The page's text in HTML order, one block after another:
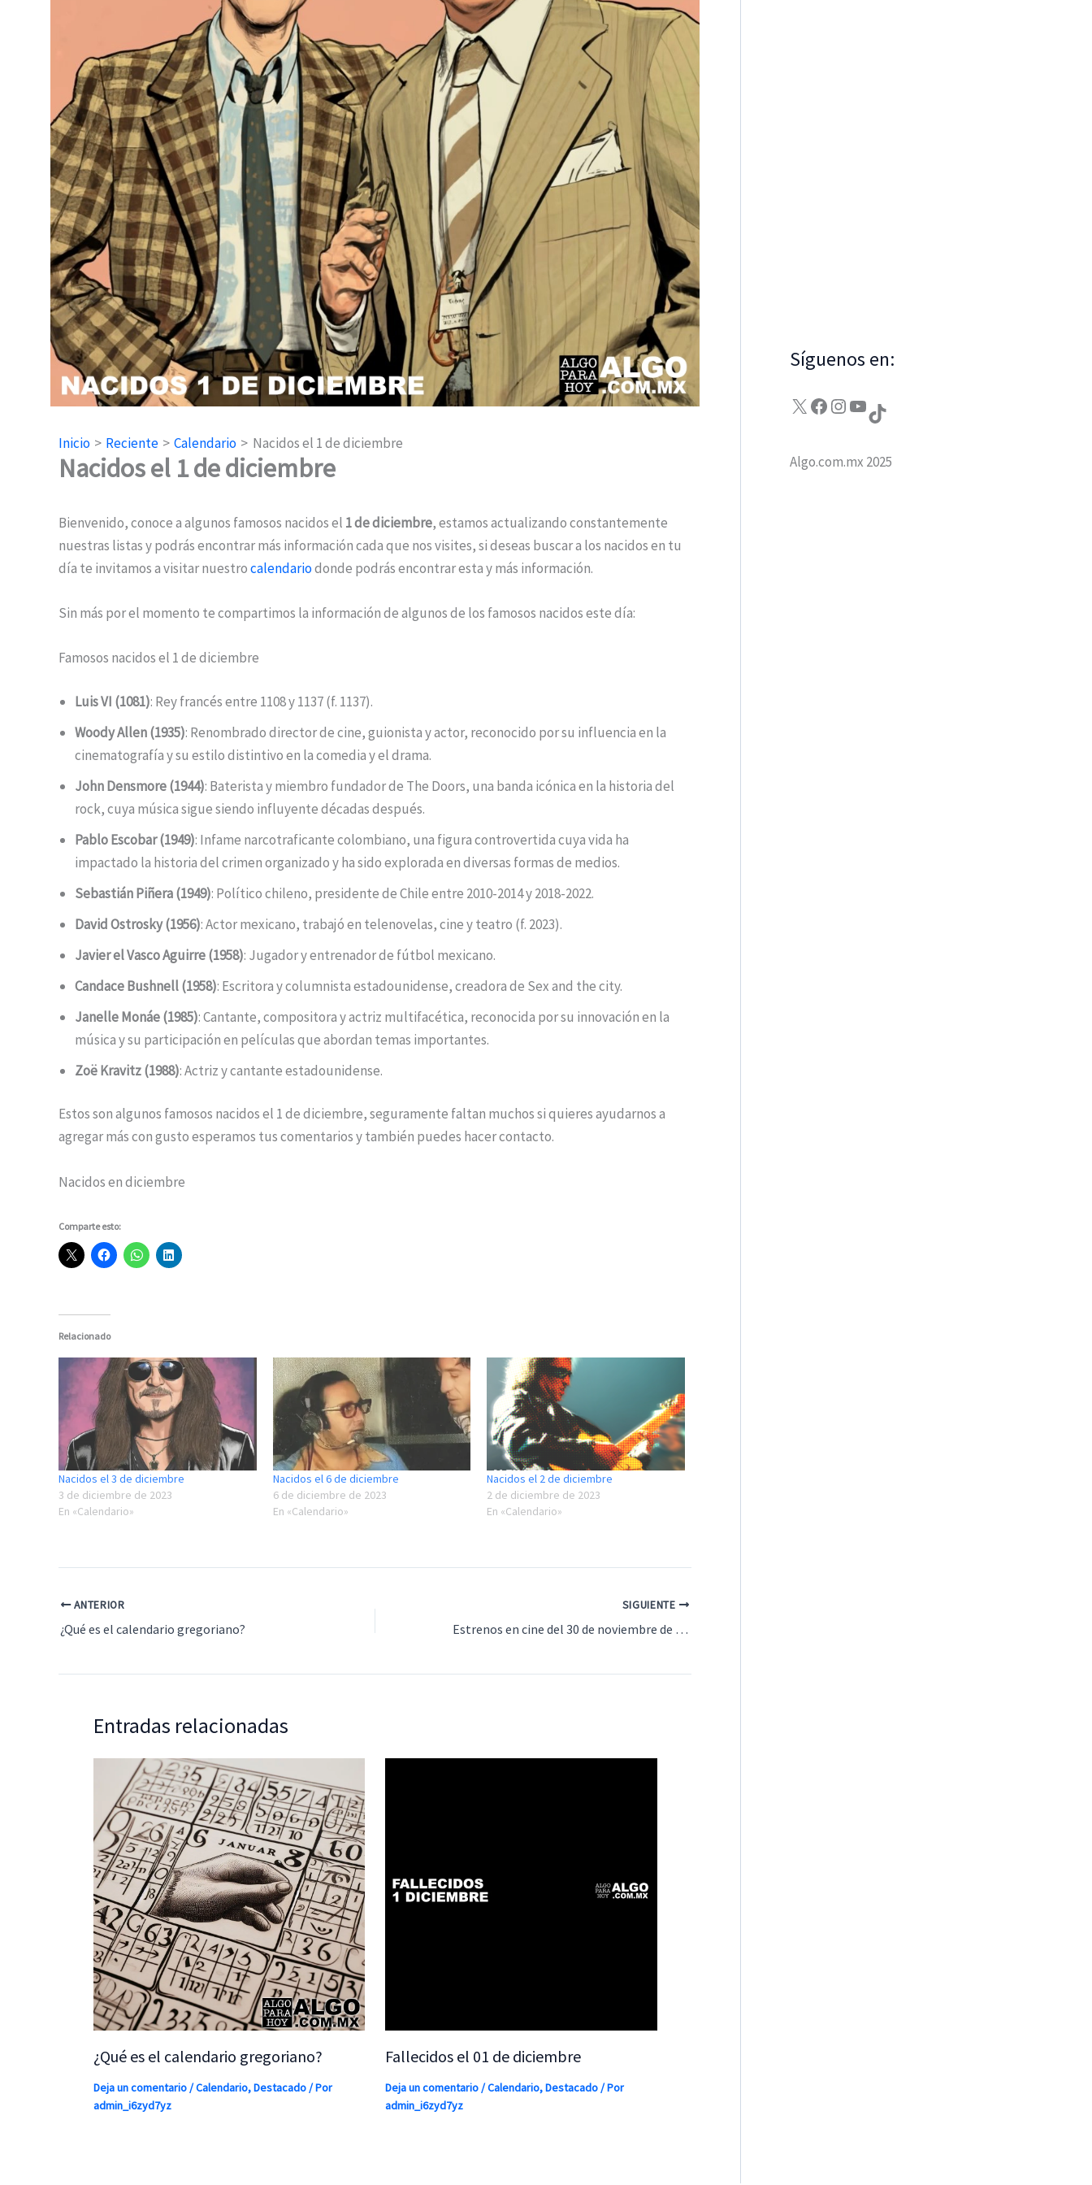
Inicio Reciente Calendario Nacidos el 1 de diciembre
Nacidos el 1 de diciembre
Bienvenido, conoce a algunos famosos nacidos el 1 de diciembre, estamos actualizando constantemente
nuestras listas y podrás encontrar más información cada que nos visites, si deseas buscar a los nacidos en tu
día te invitamos a visitar nuestrocalendariodonde podrás encontrar esta y más información.
Sin más por el momento te compartimos la información de algunos de los famosos nacidos este día:
Famosos nacidos el 1 de diciembre
Luis VI (1081): Rey francés entre 1108 y 1137 (f. 1137).
Woody Allen (1935): Renombrado director de cine, guionista y actor, reconocido por su influencia en la
cinematografía y su estilo distintivo en la comedia y el drama.
John Densmore (1944): Baterista y miembro fundador de The Doors, una banda icónica en la historia del
rock, cuya música sigue siendo influyente décadas después.
Pablo Escobar (1949): Infame narcotraficante colombiano, una figura controvertida cuya vida ha
impactado la historia del crimen organizado y ha sido explorada en diversas formas de medios.
Sebastián Piñera (1949): Político chileno, presidente de Chile entre 2010-2014 y 2018-2022.
David Ostrosky (1956): Actor mexicano, trabajó en telenovelas, cine y teatro (f. 2023).
Javier el Vasco Aguirre (1958): Jugador y entrenador de fútbol mexicano.
Candace Bushnell (1958): Escritora y columnista estadounidense, creadora de Sex and the city.
Janelle Monáe (1985): Cantante, compositora y actriz multifacética, reconocida por su innovación en la
música y su participación en películas que abordan temas importantes.
Zoë Kravitz (1988): Actriz y cantante estadounidense.
Estos son algunos famosos nacidos el 1 de diciembre, seguramente faltan muchos si quieres ayudarnos a
agregar más con gusto esperamos tus comentarios y también puedes hacer contacto.
Nacidos en diciembre
Comparte esto:
Relacionado
Nacidos el 3 de diciembre
3 de diciembre de 2023
En «Calendario»
Nacidos el 6 de diciembre
6 de diciembre de 2023
En «Calendario»
Nacidos el 2 de diciembre
2 de diciembre de 2023
En «Calendario»
ANTERIOR
¿Qué es el calendario gregoriano?
SIGUIENTE
Estrenos en cine del 30 de noviembre de 2023
Entradas relacionadas
¿Qué es el calendario gregoriano?
Deja un comentario/Calendario,Destacado/ Por
admin_i6zyd7yz
Fallecidos el 01 de diciembre
Deja un comentario/Calendario,Destacado/ Por
admin_i6zyd7yz
Síguenos en:
X Facebook Instagram YouTube TikTok
Algo.com.mx 2025